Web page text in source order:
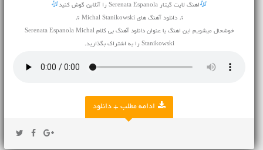
اهنگ لایت گیتار Serenata Espanola را آنلاین گوش کنید
♫ دانلود آهنگ های Michal Stanikowski ♫
خوشحال میشویم این اهنگ با عنوان دانلود آهنگ بی کلام Serenata Espanola Michal
Stanikowski را به اشتراک بگذارید.
ادامه مطلب + دانلود